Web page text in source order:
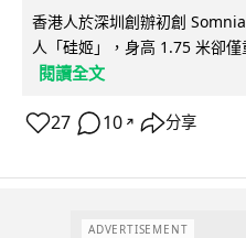
香港人於深圳創辦初創
人「硅姬」，身高 1.75 米卻
閱讀全文
27 10 ↗ 分享
ADVERTISEMENT